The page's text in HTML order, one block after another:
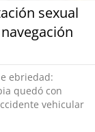
sexual
ebriedad:
quedó con
vehicular